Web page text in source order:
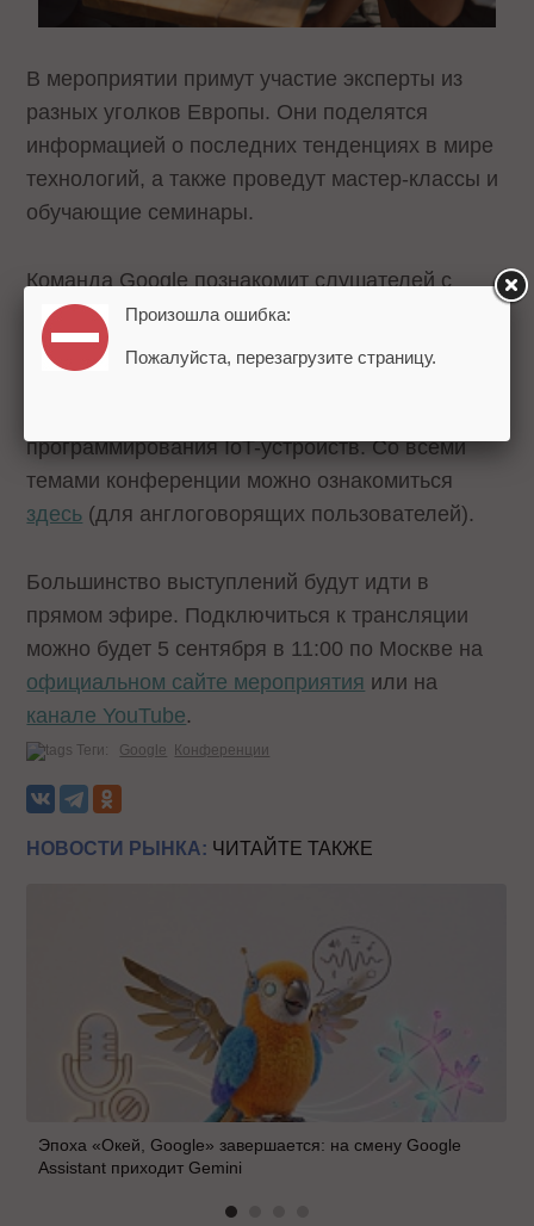
В мероприятии примут участие эксперты из
разных уголков Европы. Они поделятся
информацией о последних тенденциях в мире
технологий, а также проведут мастер-классы и
обучающие семинары.
Команда Google познакомит слушателей с
новыми разработками. Речь пойдет о
машинном обучении TensorFlow, технологии
программирования IoT-устройств. Со всеми
темами конференции можно ознакомиться
здесь (для англоговорящих пользователей).
Большинство выступлений будут идти в
прямом эфире. Подключиться к трансляции
можно будет 5 сентября в 11:00 по Москве на
официальном сайте мероприятия или на
канале YouTube.
Теги: Google Конференции
НОВОСТИ РЫНКА: ЧИТАЙТЕ ТАКЖЕ
Эпоха «Окей, Google» завершается: на смену Google
Assistant приходит Gemini
Произошла ошибка:
Пожалуйста, перезагрузите страницу.